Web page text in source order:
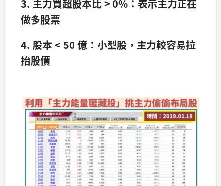
3. 主力買超股本比 > 0% ：表示主力正在
做多股票
4. 股本 < 50 億：小型股，主力較容易拉
抬股價